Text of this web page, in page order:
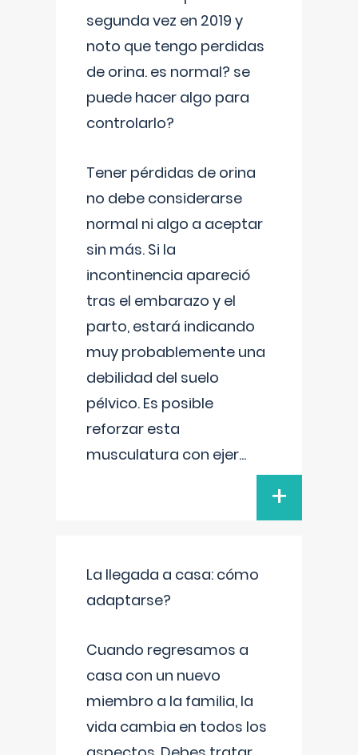
segunda vez en 2019 y
noto que tengo perdidas
de orina. es normal? se
puede hacer algo para
controlarlo?
Tener pérdidas de orina
no debe considerarse
normal ni algo a aceptar
sin más. Si la
incontinencia apareció
tras el embarazo y el
parto, estará indicando
muy probablemente una
debilidad del suelo
pélvico. Es posible
reforzar esta
musculatura con ejer...
+
La llegada a casa: cómo
adaptarse?
Cuando regresamos a
casa con un nuevo
miembro a la familia, la
vida cambia en todos los